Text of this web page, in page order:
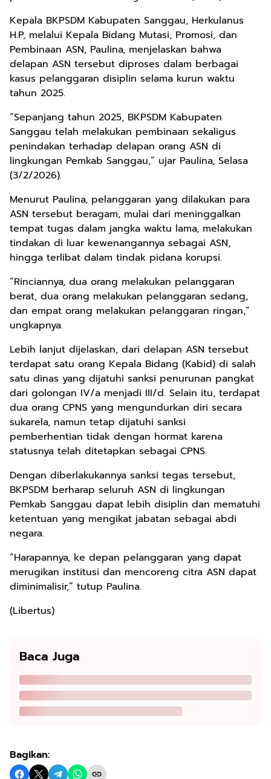
Kepala BKPSDM Kabupaten Sanggau, Herkulanus
H.P, melalui Kepala Bidang Mutasi, Promosi, dan
Pembinaan ASN, Paulina, menjelaskan bahwa
delapan ASN tersebut diproses dalam berbagai
kasus pelanggaran disiplin selama kurun waktu
tahun 2025.
“Sepanjang tahun 2025, BKPSDM Kabupaten
Sanggau telah melakukan pembinaan sekaligus
penindakan terhadap delapan orang ASN di
lingkungan Pemkab Sanggau,” ujar Paulina, Selasa
(3/2/2026).
Menurut Paulina, pelanggaran yang dilakukan para
ASN tersebut beragam, mulai dari meninggalkan
tempat tugas dalam jangka waktu lama, melakukan
tindakan di luar kewenangannya sebagai ASN,
hingga terlibat dalam tindak pidana korupsi.
“Rinciannya, dua orang melakukan pelanggaran
berat, dua orang melakukan pelanggaran sedang,
dan empat orang melakukan pelanggaran ringan,”
ungkapnya.
Lebih lanjut dijelaskan, dari delapan ASN tersebut
terdapat satu orang Kepala Bidang (Kabid) di salah
satu dinas yang dijatuhi sanksi penurunan pangkat
dari golongan IV/a menjadi III/d. Selain itu, terdapat
dua orang CPNS yang mengundurkan diri secara
sukarela, namun tetap dijatuhi sanksi
pemberhentian tidak dengan hormat karena
statusnya telah ditetapkan sebagai CPNS.
Dengan diberlakukannya sanksi tegas tersebut,
BKPSDM berharap seluruh ASN di lingkungan
Pemkab Sanggau dapat lebih disiplin dan mematuhi
ketentuan yang mengikat jabatan sebagai abdi
negara.
“Harapannya, ke depan pelanggaran yang dapat
merugikan institusi dan mencoreng citra ASN dapat
diminimalisir,” tutup Paulina.
(Libertus)
Baca Juga
Bagikan: